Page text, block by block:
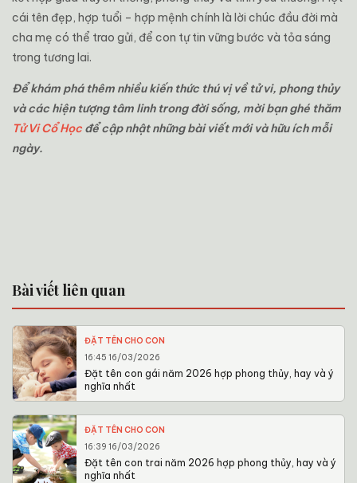
cái tên đẹp, hợp tuổi – hợp mệnh chính là lời chúc đầu đời mà
cha mẹ có thể trao gửi, để con tự tin vững bước và tỏa sáng
trong tương lai.
Để khám phá thêm nhiều kiến thức thú vị về tử vi, phong thủy
và các hiện tượng tâm linh trong đời sống, mời bạn ghé thăm
Tử Vi Cổ Học để cập nhật những bài viết mới và hữu ích mỗi
ngày.
Bài viết liên quan
ĐẶT TÊN CHO CON
16:45 16/03/2026
Đặt tên con gái năm 2026 hợp phong thủy, hay và ý
nghĩa nhất
ĐẶT TÊN CHO CON
16:39 16/03/2026
Đặt tên con trai năm 2026 hợp phong thủy, hay và ý
nghĩa nhất